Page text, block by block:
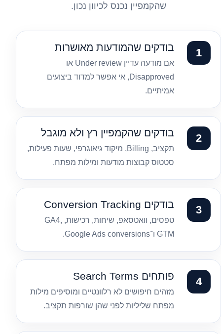
שהקמפיין נכנס לכיוון נכון.
בודקים שהמודעות מאושרות
אם מודעה עדיין Under review או
Disapproved, אי אפשר למדוד ביצועים
אמיתיים.
בודקים שהקמפיין רץ ולא מוגבל
תקציב, Billing, מיקוד גיאוגרפי, שעות פעילות,
סטטוס קבוצות מודעות ומילות מפתח.
בודקים Conversion Tracking
טפסים, וואטסאפ, שיחות, רכישות, GA4,
GTM ו־Google Ads conversions.
פותחים Search Terms
מזהים חיפושים לא רלוונטיים ומוסיפים מילות
מפתח שליליות לפני שהן שורפות תקציב.